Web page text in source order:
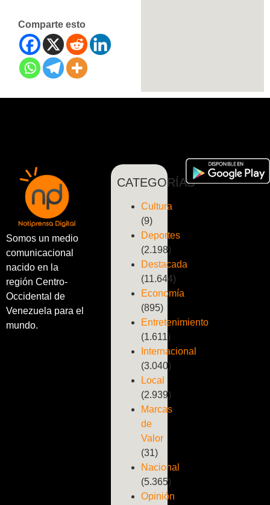
Comparte esto
Somos un medio
comunicacional
nacido en la
región Centro-
Occidental de
Venezuela para el
mundo.
CATEGORÍAS
Cultura
(9)
Deportes
(2.198)
Destacada
(11.644)
Economía
(895)
Entretenimiento
(1.611)
Internacional
(3.040)
Local
(2.939)
Marcas
de
Valor
(31)
Nacional
(5.365)
Opinión